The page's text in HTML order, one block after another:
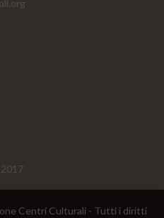
Centri Culturali - Tutti i diritti